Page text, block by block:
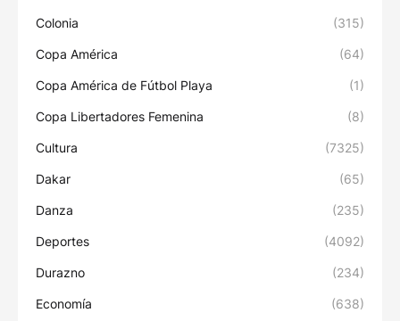
Colonia (315)
Copa América (64)
Copa América de Fútbol Playa (1)
Copa Libertadores Femenina (8)
Cultura (7325)
Dakar (65)
Danza (235)
Deportes (4092)
Durazno (234)
Economía (638)